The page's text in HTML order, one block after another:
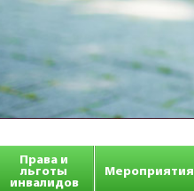
Права и
льготы
инвалидов
Мероприятия